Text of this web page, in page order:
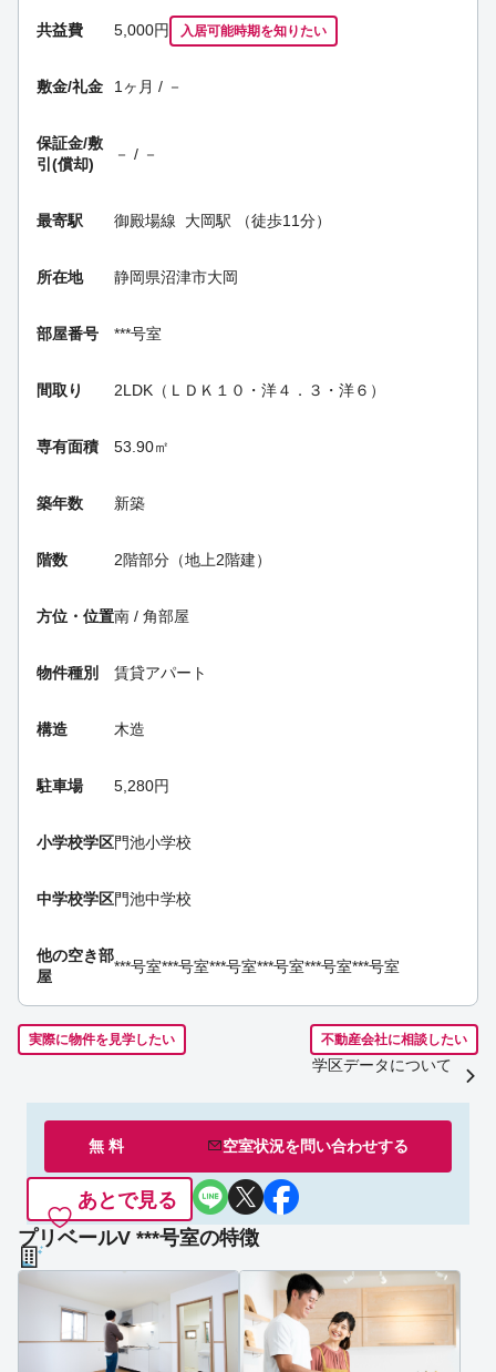
共益費 5,000円 入居可能時期を知りたい
敷金/礼金 1ヶ月 / －
保証金/敷
引(償却)
－ / －
最寄駅 御殿場線 大岡駅 （徒歩11分）
所在地 静岡県沼津市大岡
部屋番号 ***号室
間取り 2LDK（ＬＤＫ１０・洋４．３・洋６）
専有面積 53.90㎡
築年数 新築
階数 2階部分（地上2階建）
方位・位置南 / 角部屋
物件種別 賃貸アパート
構造 木造
駐車場 5,280円
小学校学区門池小学校
中学校学区門池中学校
他の空き部
屋
***号室***号室***号室***号室***号室***号室
実際に物件を見学したい 不動産会社に相談したい
学区データについて
無 料 空室状況を問い合わせする
あとで見る
プリベールV ***号室の特徴